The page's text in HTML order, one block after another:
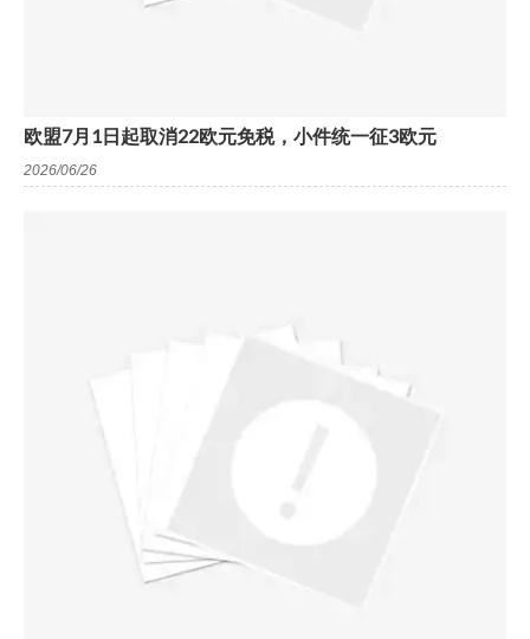
欧盟7月1日起取消22欧元免税，小件统一征3欧元
2026/06/26